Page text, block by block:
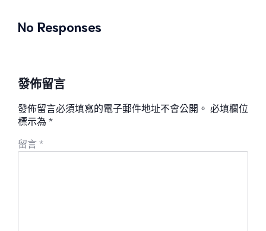
No Responses
發佈留言
發佈留言必須填寫的電子郵件地址不會公開。 必填欄位
標示為 *
留言 *